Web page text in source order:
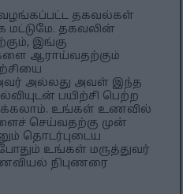
வழங்கப்பட்ட தகவல்கள்
தகவலின்
இங்கு
ஆராய்வதற்கும்
அல்லது அவள் இந்த
பயிற்சி பெற்ற
உங்கள் உணவில்
செய்வதற்கு முன்
தொடர்புடைய
உங்கள் மருத்துவர்
நிபுணரை